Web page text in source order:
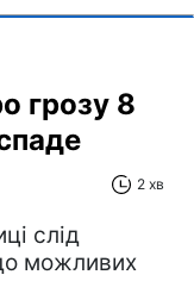
грозу 8
2 хв
слід
можливих